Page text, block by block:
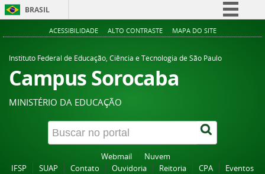
BRASIL
Simplifique!
Acesso à informação
Canais
ACESSIBILIDADE ALTO CONTRASTE MAPA DO SITE
Instituto Federal de Educação, Ciência e Tecnologia de São Paulo
Campus Sorocaba
MINISTÉRIO DA EDUCAÇÃO
Webmail
Nuvem
IFSP
SUAP Contato Ouvidoria Reitoria CPA Eventos